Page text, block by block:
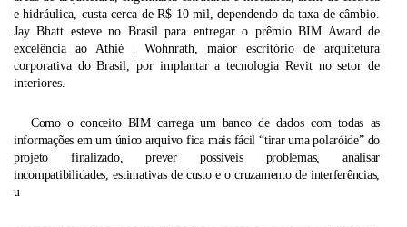
e hidráulica, custa cerca de R$ 10 mil, dependendo da taxa de câmbio.
Jay Bhatt esteve no Brasil para entregar o prêmio BIM Award de
excelência ao Athié | Wohnrath, maior escritório de arquitetura
corporativa do Brasil, por implantar a tecnologia Revit no setor de
interiores.
Como o conceito BIM carrega um banco de dados com todas as
informações em um único arquivo fica mais fácil “tirar uma polaróide” do
projeto finalizado, prever possíveis problemas, analisar
incompatibilidades, estimativas de custo e o cruzamento de interferências,
u